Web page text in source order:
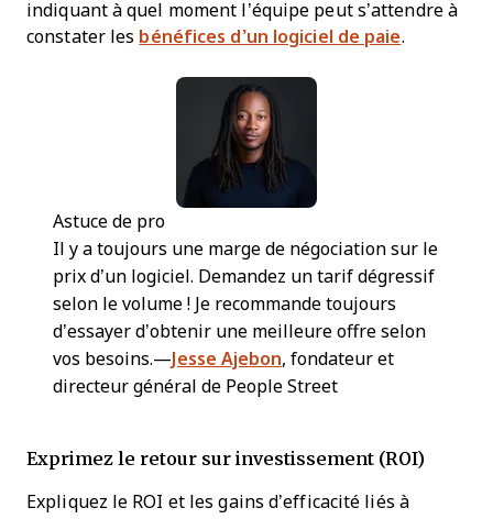
indiquant à quel moment l’équipe peut s’attendre à
constater les bénéfices d’un logiciel de paie.
Astuce de pro
Il y a toujours une marge de négociation sur le
prix d’un logiciel. Demandez un tarif dégressif
selon le volume ! Je recommande toujours
d’essayer d’obtenir une meilleure offre selon
vos besoins.— Jesse Ajebon, fondateur et
directeur général de People Street
Exprimez le retour sur investissement (ROI)
Expliquez le ROI et les gains d’efficacité liés à